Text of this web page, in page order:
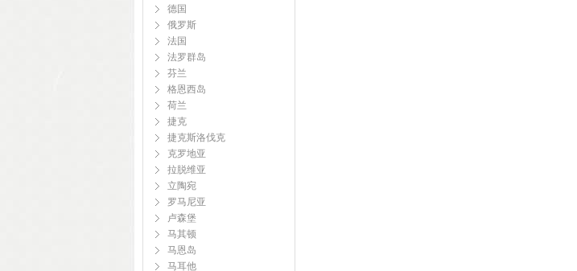
德国
俄罗斯
法国
法罗群岛
芬兰
格恩西岛
荷兰
捷克
捷克斯洛伐克
克罗地亚
拉脱维亚
立陶宛
罗马尼亚
卢森堡
马其顿
马恩岛
马耳他